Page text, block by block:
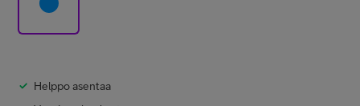
Helppo asentaa